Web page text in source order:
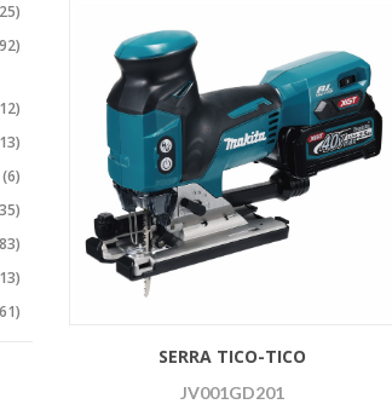
(6)
SERRA TICO-TICO
JV001GD201